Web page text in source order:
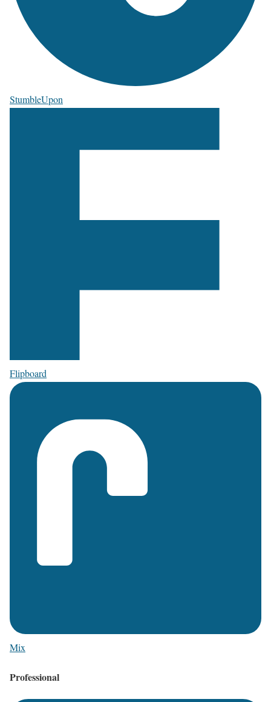
StumbleUpon
Flipboard
Mix
Professional